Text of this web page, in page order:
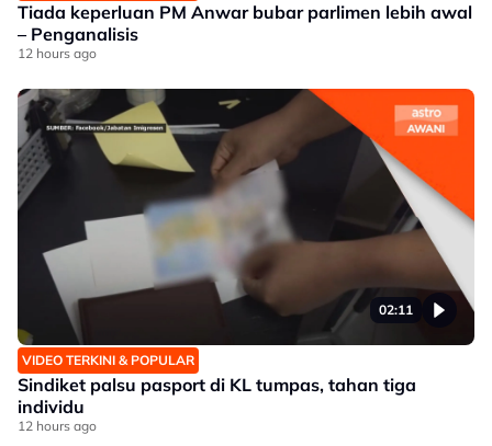
Tiada keperluan PM Anwar bubar parlimen lebih awal
– Penganalisis
12 hours ago
02:11
VIDEO TERKINI & POPULAR
Sindiket palsu pasport di KL tumpas, tahan tiga
individu
12 hours ago